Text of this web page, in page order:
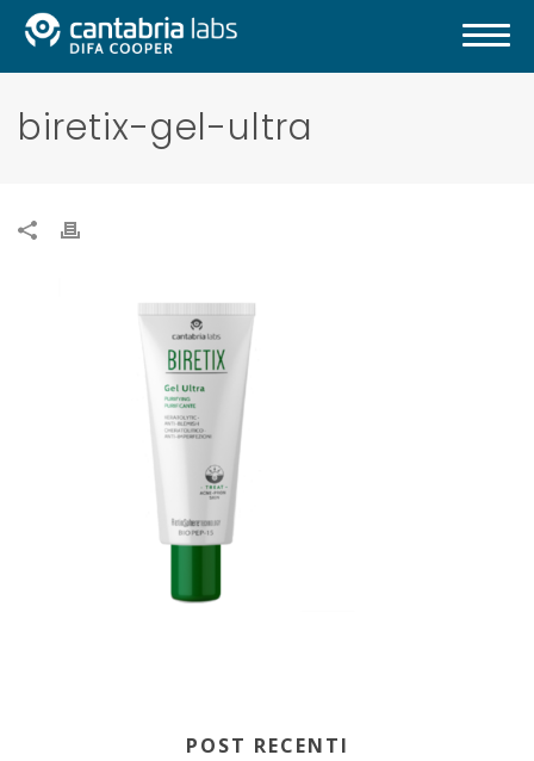
biretix-gel-ultra
POST RECENTI